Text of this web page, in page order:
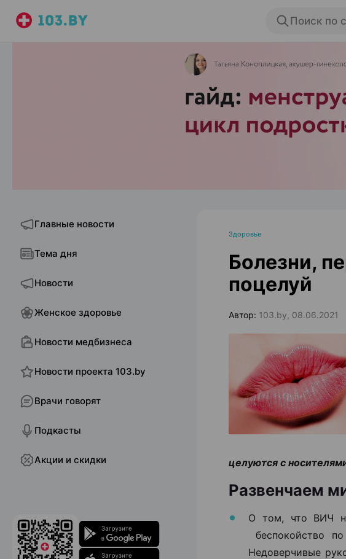
Поиск по
Главные новости
Тема дня
Новости
Женское здоровье
Новости медбизнеса
Новости проекта 103.by
Врачи говорят
Подкасты
Акции и скидки
Здоровье
Болезни,
поцелуй
Автор: 103.by, 08.06.2021
целуются с
Развенчаем
О том, что ВИЧ
беспокойство
Недоверчивые